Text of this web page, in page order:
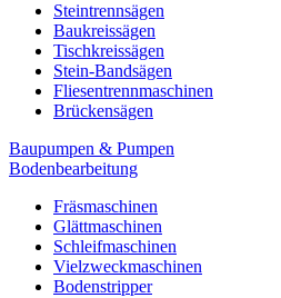
Steintrennsägen
Baukreissägen
Tischkreissägen
Stein-Bandsägen
Fliesentrennmaschinen
Brückensägen
Baupumpen & Pumpen
Bodenbearbeitung
Fräsmaschinen
Glättmaschinen
Schleifmaschinen
Vielzweckmaschinen
Bodenstripper